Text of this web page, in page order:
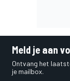
Meld je aan
Ontvang het
je mailbox.